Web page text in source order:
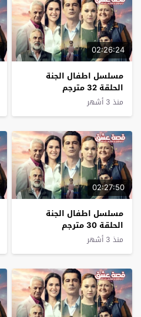
02:26:24
مسلسل اطفال الجنة
الحلقة 32 مترجم
منذ 3 أشهر
02:27:50
مسلسل اطفال الجنة
الحلقة 30 مترجم
منذ 3 أشهر